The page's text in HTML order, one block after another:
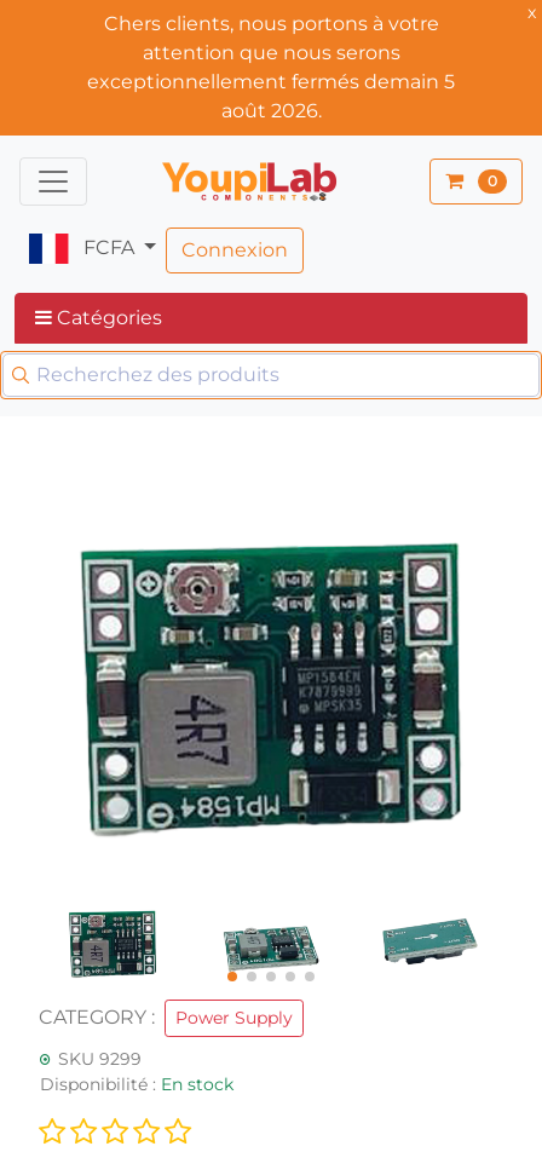
x
Chers clients, nous portons à votre
attention que nous serons
exceptionnellement fermés demain 5
août 2026.
0
FCFA Connexion
Catégories
CATEGORY :
Power Supply
SKU 9299
Disponibilité : En stock